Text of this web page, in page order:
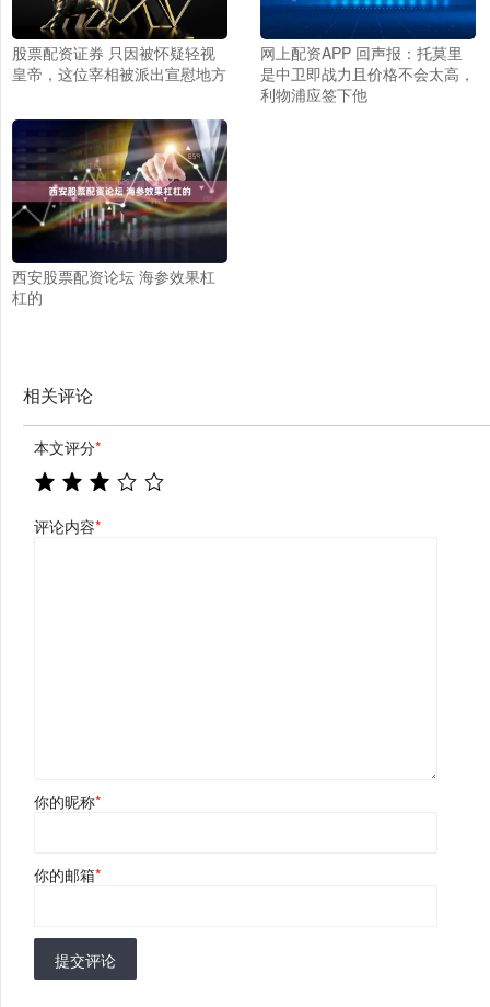
股票配资证券 只因被怀疑轻视
皇帝，这位宰相被派出宣慰地方
网上配资APP 回声报：托莫里
是中卫即战力且价格不会太高，
利物浦应签下他
西安股票配资论坛 海参效果杠
杠的
相关评论
本文评分*
评论内容*
你的昵称*
你的邮箱*
提交评论